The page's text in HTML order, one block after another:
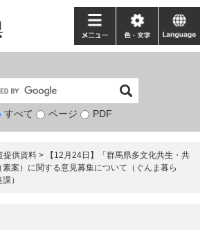
検
象
すべて ページ PDF
メ
ニ
ー
色・
文
language
提供資料 >
【12月24日】「群馬県多文化共生・共
案）に関する意見募集について（ぐんま暮ら
）